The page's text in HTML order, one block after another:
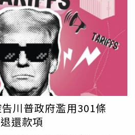
4個月有期徒刑「以昭公道」。智
是一時衝動觸法，歷經司法偵審程
意了，宣告有期徒刑3月可暫不執
、做公益60小時、上3次法治教育
察官可撤銷緩刑。全案二審即定
柯基犬之戰」就此落幕。
關於鱷魚可能遭受傷害的主張值
禁止運送鱷魚或進行任何相關的準
終判決為止，並要求環境部、國家
局於週三前提出說明。以色列自然
項計畫，認為全球沒有任何專業或
監獄安全設施，同時警告引進大
物，恐對自然生態、民眾安全，以
造成風險。不過，班吉維爾辦公室
展開，並強調「任何認為這只是
監獄管理局已完成完整規畫，包
空間，國家安全部也已編列約
川普政府濫用301條
還款項